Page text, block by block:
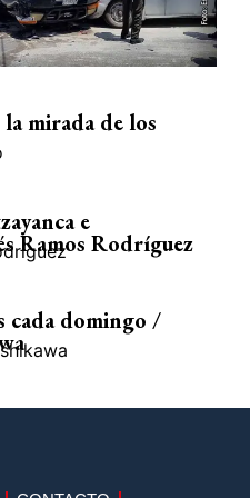
mirada de los
e
Ramos Rodríguez
cada domingo /